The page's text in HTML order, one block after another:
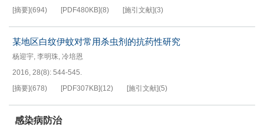
[摘要](694) [PDF480KB](8) [施引文献](3)
某地区白纹伊蚊对常用杀虫剂的抗药性研究
杨迎宇, 李明珠, 冷培恩
2016, 28(8): 544-545.
[摘要](678) [PDF307KB](12) [施引文献](5)
感染病防治